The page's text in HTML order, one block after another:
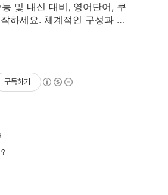
및 내신 대비, 영어단어, 쿠
하세요. 체계적인 구성과 상
구독하기
?